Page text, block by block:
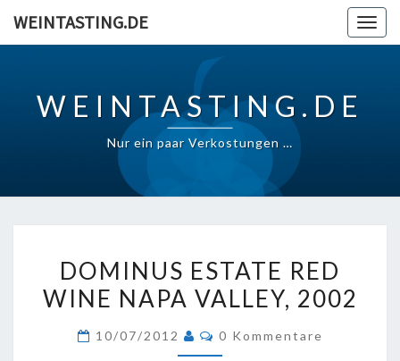
WEINTASTING.DE
WEINTASTING.DE
Nur ein paar Verkostungen …
ESTATE
RED
NAPA
DOMINUS ESTATE RED
WINE NAPA VALLEY, 2002
10/07/2012 Kommentare
0 Kommentare